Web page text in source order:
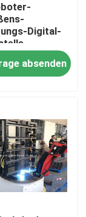
Digital-
absenden